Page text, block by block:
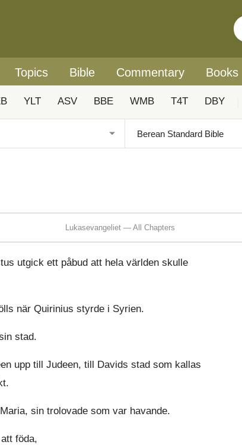
Topics Bible Commentary Books
YLT ASV BBE WMB T4T DBY
Lukasevangeliet — All Chapters
utgick ett påbud att hela världen skulle
när Quirinius styrde i Syrien.
stad.
upp till Judeen, till Davids stad som kallas
sin trolovade som var havande.
föda,